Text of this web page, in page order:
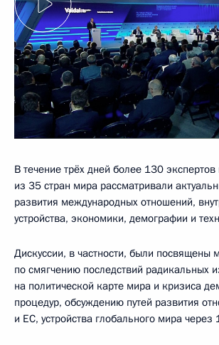
В течение трёх дней более 130 экспертов
из 35 стран мира рассматривали
развития международных отношений,
устройства, экономики, демографии и
Дискуссии, в частности, были посвящены
по смягчению последствий радикальных
на политической карте мира и кризиса
процедур, обсуждению путей развития
и ЕС, устройства глобального мира через